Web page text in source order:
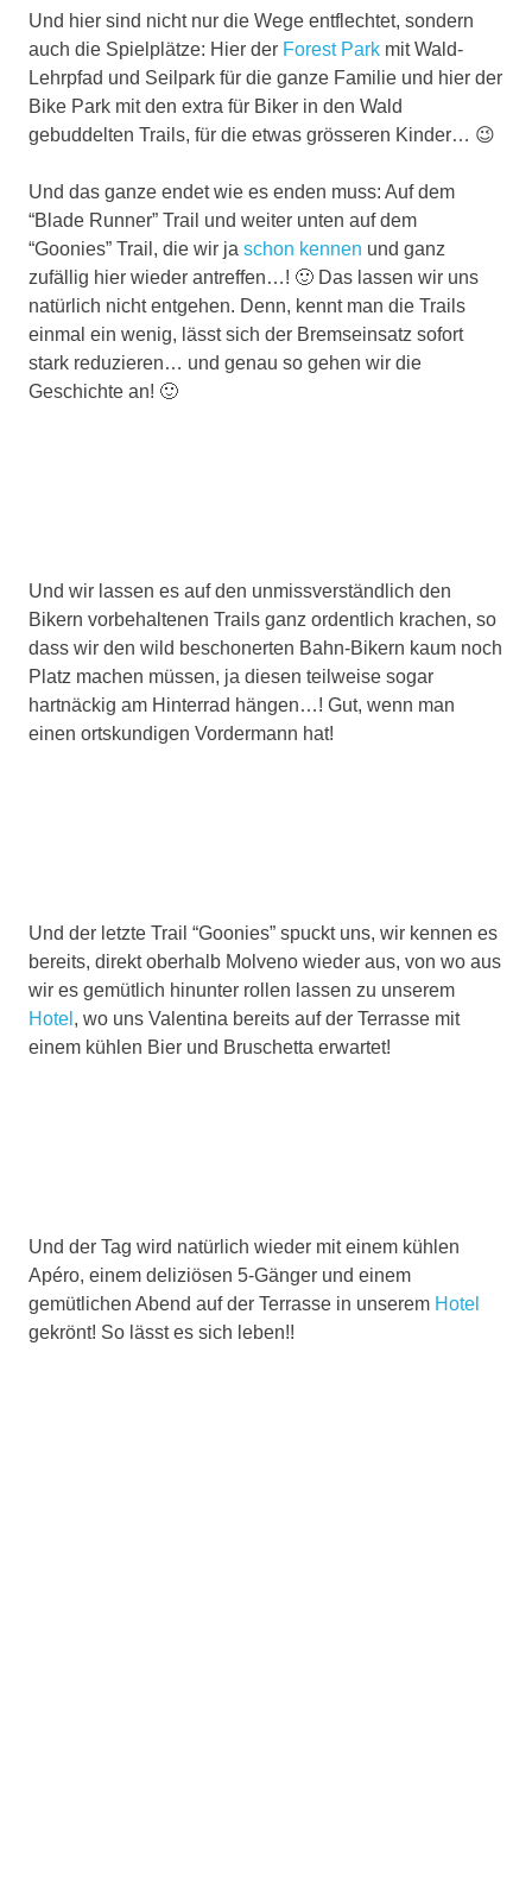
Und hier sind nicht nur die Wege entflechtet, sondern
auch die Spielplätze: Hier der Forest Park mit Wald-
Lehrpfad und Seilpark für die ganze Familie und hier der
Bike Park mit den extra für Biker in den Wald
gebuddelten Trails, für die etwas grösseren Kinder… 😉
Und das ganze endet wie es enden muss: Auf dem
“Blade Runner” Trail und weiter unten auf dem
“Goonies” Trail, die wir ja schon kennen und ganz
zufällig hier wieder antreffen…! 🙂 Das lassen wir uns
natürlich nicht entgehen. Denn, kennt man die Trails
einmal ein wenig, lässt sich der Bremseinsatz sofort
stark reduzieren… und genau so gehen wir die
Geschichte an! 🙂
Und wir lassen es auf den unmissverständlich den
Bikern vorbehaltenen Trails ganz ordentlich krachen, so
dass wir den wild beschonerten Bahn-Bikern kaum noch
Platz machen müssen, ja diesen teilweise sogar
hartnäckig am Hinterrad hängen…! Gut, wenn man
einen ortskundigen Vordermann hat!
Und der letzte Trail “Goonies” spuckt uns, wir kennen es
bereits, direkt oberhalb Molveno wieder aus, von wo aus
wir es gemütlich hinunter rollen lassen zu unserem
Hotel , wo uns Valentina bereits auf der Terrasse mit
einem kühlen Bier und Bruschetta erwartet!
Und der Tag wird natürlich wieder mit einem kühlen
Apéro, einem deliziösen 5-Gänger und einem
gemütlichen Abend auf der Terrasse in unserem Hotel
gekrönt! So lässt es sich leben!!